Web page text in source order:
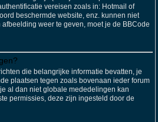
vereisen zoals in: Hotmail of
beschermde website, enz. kunnen niet
weer te geven, moet je de BBCode
die belangrijke informatie bevatten, je
plaatsen tegen zoals bovenaan ieder forum
al dan niet globale mededelingen kan
permissies, deze zijn ingesteld door de